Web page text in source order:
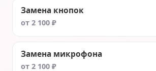
Замена кнопок
от 2 100 ₽
Замена микрофона
от 2 100 ₽